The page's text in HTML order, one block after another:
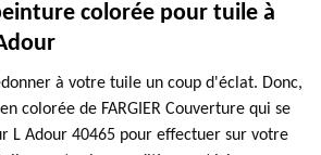
colorée pour tuile à
à votre tuile un coup d'éclat. Donc,
colorée de FARGIER Couverture qui se
L Adour 40465 pour effectuer sur votre